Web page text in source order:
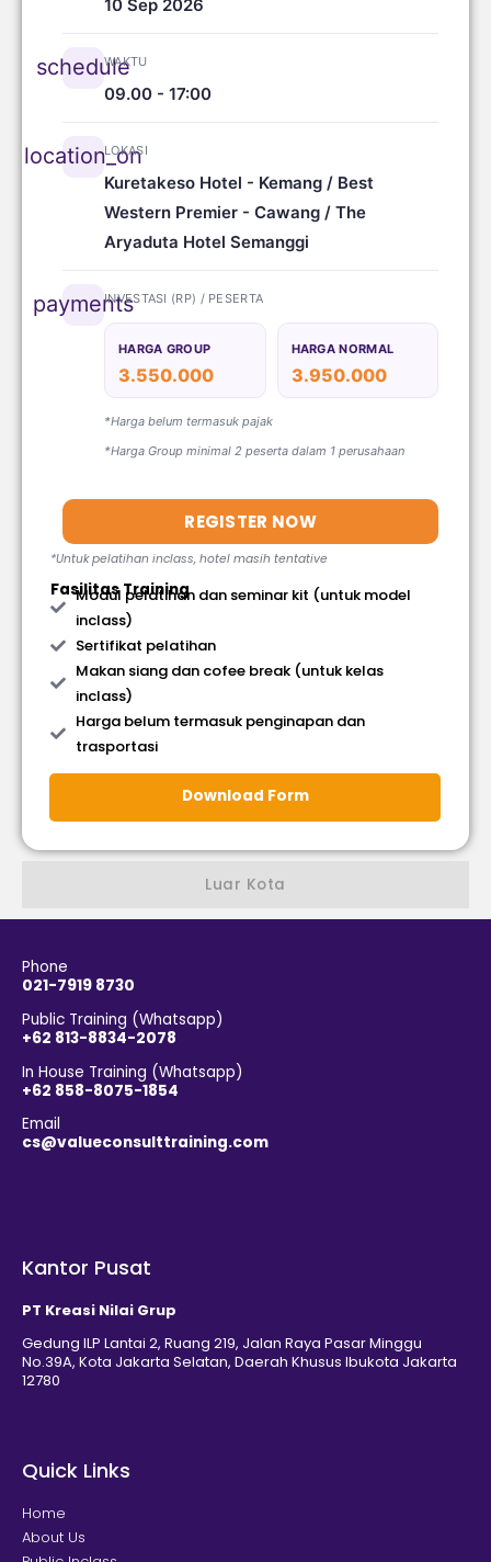
Luar Kota
10 Sep 2026
schedule
WAKTU
09.00 - 17:00
location_on
LOKASI
Kuretakeso Hotel - Kemang / Best
Western Premier - Cawang / The
Aryaduta Hotel Semanggi
paymentsINVESTASI (RP) / PESERTA
HARGA GROUP
3.550.000
HARGA NORMAL
3.950.000
*Harga belum termasuk pajak
*Harga Group minimal 2 peserta dalam 1 perusahaan
REGISTER NOW
*Untuk pelatihan inclass, hotel masih tentative
Fasilitas Training
Modul pelatihan dan seminar kit (untuk model
inclass)
Sertifikat pelatihan
Makan siang dan cofee break (untuk kelas
inclass)
Harga belum termasuk penginapan dan
trasportasi
Download Form
Phone
021-7919 8730
Public Training (Whatsapp)
+62 813-8834-2078
In House Training (Whatsapp)
+62 858-8075-1854
Email
cs@valueconsulttraining.com
Kantor Pusat
PT Kreasi Nilai Grup
Gedung ILP Lantai 2, Ruang 219, Jalan Raya Pasar Minggu
No.39A, Kota Jakarta Selatan, Daerah Khusus Ibukota Jakarta
12780
Quick Links
Home
About Us